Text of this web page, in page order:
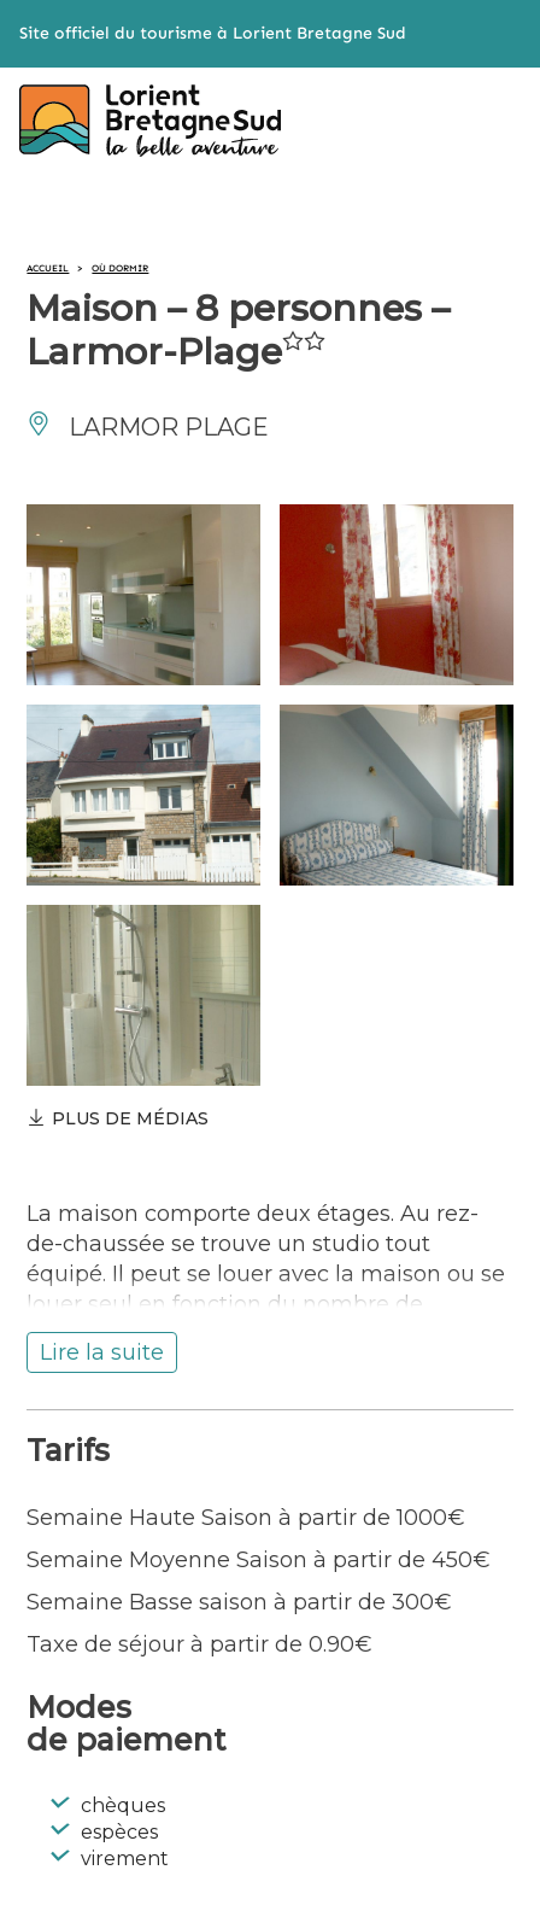
Site officiel du tourisme à Lorient Bretagne Sud
ACCUEIL > OÙ DORMIR
Maison – 8 personnes –
Larmor-Plage
LARMOR PLAGE
PLUS DE MÉDIAS
La maison comporte deux étages. Au rez-
de-chaussée se trouve un studio tout
équipé. Il peut se louer avec la maison ou se
louer seul en fonction du nombre de
personnes. Jamais deux locations
simultanées. Tarif du studio : 250 € la
Orientée plein Sud, la maison dispose d’ un
jardin clos avec terrasse, table de jardin,
d’eau chambre lit double.
2ème étage : 2 chambres lit double, 1
chambre 2 lits, une salle d’eau.
Langues parlées : Anglais
Lire la suite
Tarifs
Semaine Haute Saison à partir de 1000€
Semaine Moyenne Saison à partir de 450€
Semaine Basse saison à partir de 300€
Taxe de séjour à partir de 0.90€
Modes
de paiement
chèques
espèces
virement